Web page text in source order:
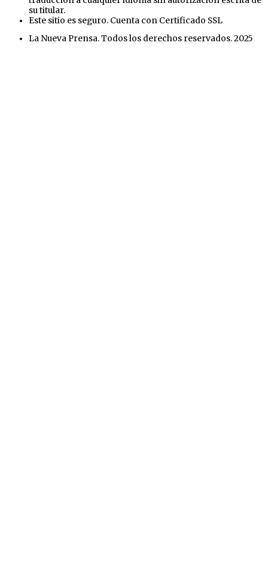
su titular.
Este sitio es seguro. Cuenta con Certificado SSL
La Nueva Prensa. Todos los derechos reservados. 2025